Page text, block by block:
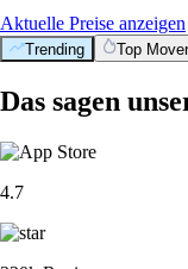
Aktuelle Preise anzeigen
Trending Top
Das sagen
4.7